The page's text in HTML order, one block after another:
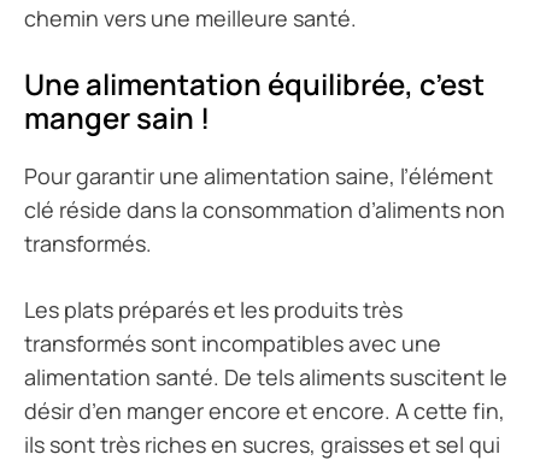
chemin vers une meilleure santé.
Une alimentation équilibrée, c’est
manger sain !
Pour garantir une alimentation saine, l’élément
clé réside dans la consommation d’aliments non
transformés.
Les plats préparés et les produits très
transformés sont incompatibles avec une
alimentation santé. De tels aliments suscitent le
désir d’en manger encore et encore. A cette fin,
ils sont très riches en sucres, graisses et sel qui